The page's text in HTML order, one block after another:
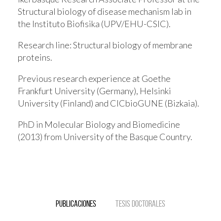
Structural biology of disease mechanism lab in
the Instituto Biofisika (UPV/EHU-CSIC).
Research line:Structural biology of membrane
proteins.
Previous research experience at Goethe
Frankfurt University (Germany), Helsinki
University (Finland) and CICbioGUNE (Bizkaia).
PhD in Molecular Biology and Biomedicine
(2013) from University of the Basque Country.
Publicaciones Tesis doctorales